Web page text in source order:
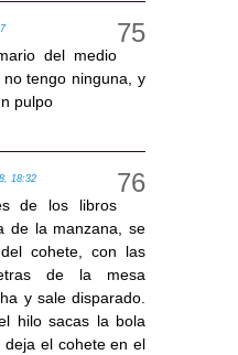
del medio
tengo ninguna, y
pulpo
18:32
de los libros
de la manzana, se
cohete, con las
de la mesa
y sale disparado.
hilo sacas la bola
deja el cohete en el